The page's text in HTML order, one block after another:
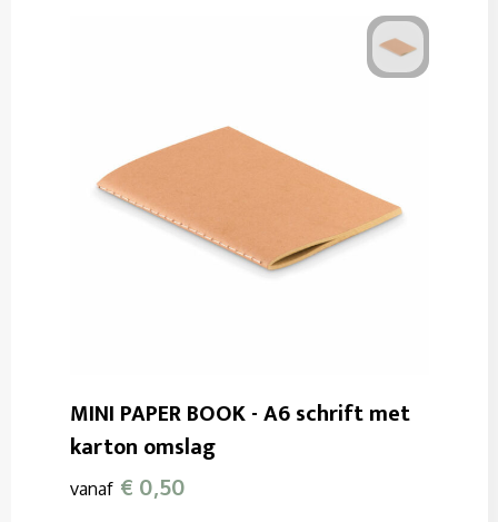
MINI PAPER BOOK - A6 schrift met
karton omslag
vanaf € 0,50